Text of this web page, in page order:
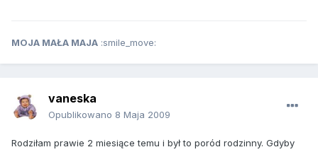
MOJA MAŁA MAJA :smile_move:
vaneska
Opublikowano 8 Maja 2009
Rodziłam prawie 2 miesiące temu i był to poród rodzinny. Gdyby